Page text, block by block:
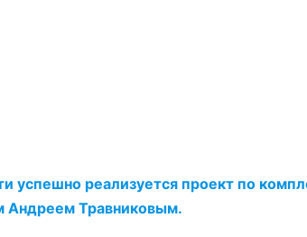
успешно реализуется проект по
Андреем Травниковым.